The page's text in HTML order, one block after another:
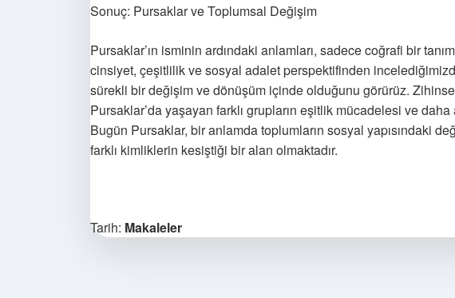
Sonuç: Pursaklar ve Toplumsal Değişim
Pursaklar’ın isminin ardındaki anlamları, sadece coğrafi bir
cinsiyet, çeşitlilik ve sosyal adalet perspektifinden
sürekli bir değişim ve dönüşüm içinde olduğunu görürüz.
Pursaklar’da yaşayan farklı grupların eşitlik mücadelesi ve
Bugün Pursaklar, bir anlamda toplumların sosyal yapısındaki
farklı kimliklerin kesiştiği bir alan olmaktadır.
Tarih: Makaleler